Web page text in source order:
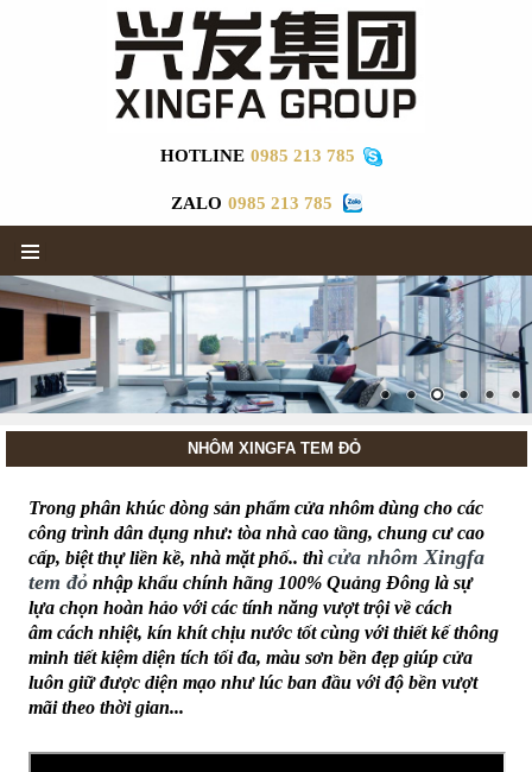
HOTLINE 0985 213 785
ZALO 0985 213 785
NHÔM XINGFA TEM ĐỎ
Trong phân khúc dòng sản phẩm cửa nhôm dùng cho các
công trình dân dụng như: tòa nhà cao tầng, chung cư cao
cấp, biệt thự liền kề, nhà mặt phố.. thìcửa nhôm Xingfa
tem đỏ nhập khẩu chính hãng 100% Quảng Đông là sự
lựa chọn hoàn hảo với các tính năng vượt trội về cách
âm cách nhiệt, kín khít chịu nước tốt cùng với thiết kế thông
minh tiết kiệm diện tích tối đa, màu sơn bền đẹp giúp cửa
luôn giữ được diện mạo như lúc ban đầu với độ bền vượt
mãi theo thời gian...